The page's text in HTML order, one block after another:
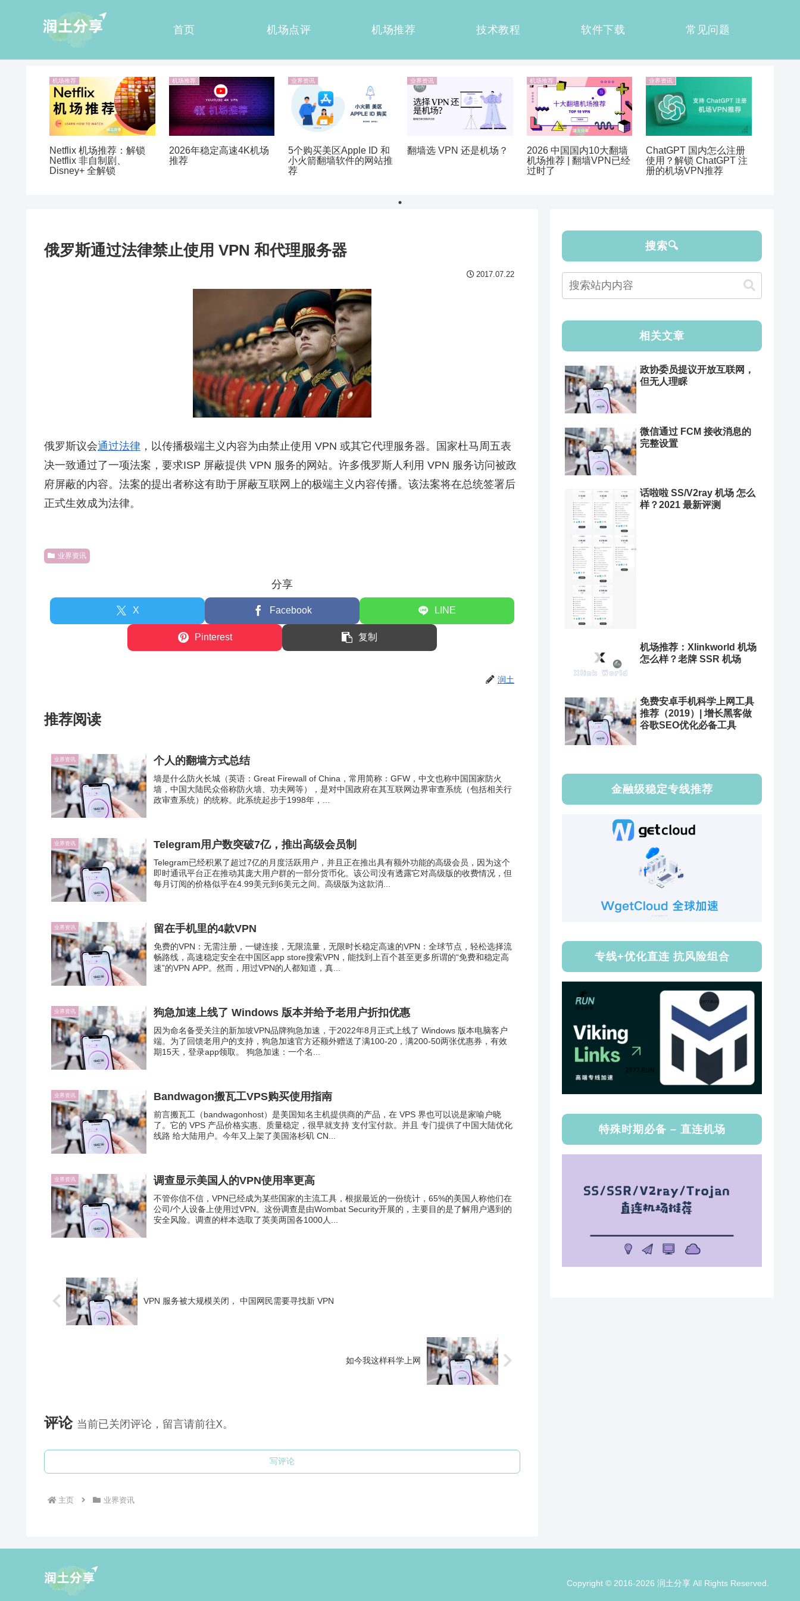
首页 机场点评 机场推荐 技术教程 软件下载 常见问题
机场推荐
Netflix 机场推荐：解锁
Netflix 非自制剧、
Disney+ 全解锁
机场推荐
2026年稳定高速4K机场
推荐
业界资讯
5个购买美区Apple ID 和
小火箭翻墙软件的网站推
荐
业界资讯
翻墙选 VPN 还是机场？
机场推荐
2026 中国国内10大翻墙
机场推荐 | 翻墙VPN已经
过时了
业界资讯
ChatGPT 国内怎么注册
使用？解锁 ChatGPT 注
册的机场VPN推荐
俄罗斯通过法律禁止使用 VPN 和代理服务器
2017.07.22
俄罗斯议会通过法律 ，以传播极端主义内容为由禁止使用 VPN 或其它代理服务器。国家杜马周五表
决一致通过了一项法案，要求ISP 屏蔽提供 VPN 服务的网站。许多俄罗斯人利用 VPN 服务访问被政
府屏蔽的内容。法案的提出者称这有助于屏蔽互联网上的极端主义内容传播。该法案将在总统签署后
正式生效成为法律。
业界资讯
分享
X Facebook LINE
Pinterest 复制
润土
推荐阅读
业界资讯 个人的翻墙方式总结
墙是什么防火长城（英语：Great Firewall of China，常用简称：GFW，中文也称中国国家防火
墙，中国大陆民众俗称防火墙、功夫网等），是对中国政府在其互联网边界审查系统（包括相关行
政审查系统）的统称。此系统起步于1998年，...
业界资讯 Telegram用户数突破7亿，推出高级会员制
Telegram已经积累了超过7亿的月度活跃用户，并且正在推出具有额外功能的高级会员，因为这个
即时通讯平台正在推动其庞大用户群的一部分货币化。该公司没有透露它对高级版的收费情况，但
每月订阅的价格似乎在4.99美元到6美元之间。高级版为这款消...
业界资讯 留在手机里的4款VPN
免费的VPN：无需注册，一键连接，无限流量，无限时长稳定高速的VPN：全球节点，轻松选择流
畅路线，高速稳定安全在中国区app store搜索VPN，能找到上百个甚至更多所谓的“免费和稳定高
速”的VPN APP。然而，用过VPN的人都知道，真...
业界资讯 狗急加速上线了 Windows 版本并给予老用户折扣优惠
因为命名备受关注的新加坡VPN品牌狗急加速，于2022年8月正式上线了 Windows 版本电脑客户
端。为了回馈老用户的支持，狗急加速官方还额外赠送了满100-20，满200-50两张优惠券，有效
期15天，登录app领取。 狗急加速：一个名...
业界资讯 Bandwagon搬瓦工VPS购买使用指南
前言搬瓦工（bandwagonhost）是美国知名主机提供商的产品，在 VPS 界也可以说是家喻户晓
了。它的 VPS 产品价格实惠、质量稳定，很早就支持 支付宝付款。并且 专门提供了中国大陆优化
线路 给大陆用户。今年又上架了美国洛杉矶 CN...
业界资讯 调查显示美国人的VPN使用率更高
不管你信不信，VPN已经成为某些国家的主流工具，根据最近的一份统计，65%的美国人称他们在
公司/个人设备上使用过VPN。这份调查是由Wombat Security开展的，主要目的是了解用户遇到的
安全风险。调查的样本选取了英美两国各1000人...
VPN 服务被大规模关闭， 中国网民需要寻找新 VPN
如今我这样科学上网
评论 当前已关闭评论，留言请前往X。
写评论
主页 业界资讯
搜索🔍
相关文章
政协委员提议开放互联网，
但无人理睬
微信通过 FCM 接收消息的
完整设置
话啦啦 SS/V2ray 机场 怎么
样？2021 最新评测
机场推荐：Xlinkworld 机场
怎么样？老牌 SSR 机场
免费安卓手机科学上网工具
推荐（2019）| 增长黑客做
谷歌SEO优化必备工具
金融级稳定专线推荐
专线+优化直连 抗风险组合
特殊时期必备 – 直连机场
Copyright © 2016-2026 润土分享 All Rights Reserved.